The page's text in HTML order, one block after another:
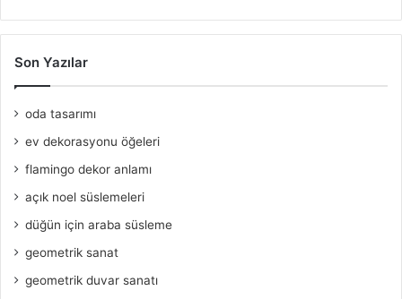
Son Yazılar
oda tasarımı
ev dekorasyonu öğeleri
flamingo dekor anlamı
açık noel süslemeleri
düğün için araba süsleme
geometrik sanat
geometrik duvar sanatı